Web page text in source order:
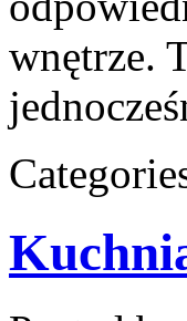
wnętrze.